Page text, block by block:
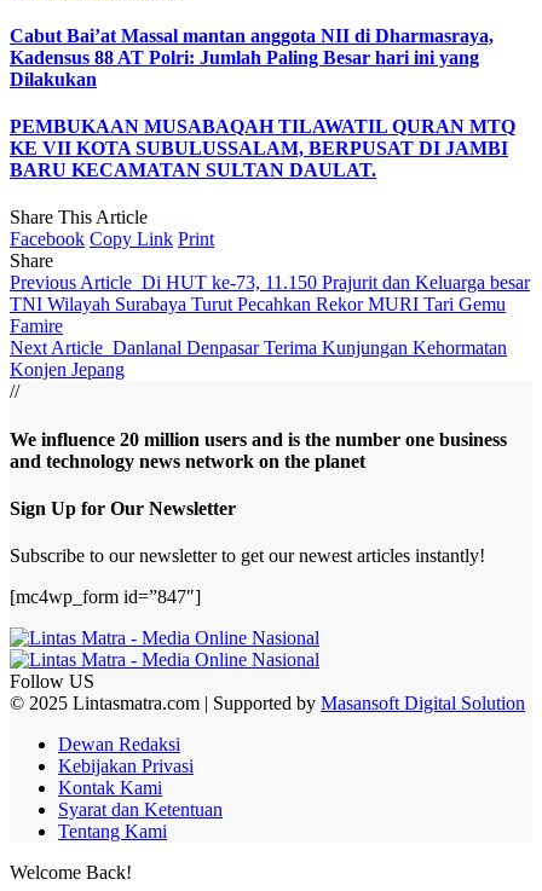
Cabut Bai’at Massal mantan anggota NII di Dharmasraya,
Kadensus 88 AT Polri: Jumlah Paling Besar hari ini yang
Dilakukan
PEMBUKAAN MUSABAQAH TILAWATIL QURAN MTQ
KE VII KOTA SUBULUSSALAM, BERPUSAT DI JAMBI
BARU KECAMATAN SULTAN DAULAT.
Share This Article
Facebook Copy Link Print
Share
Previous Article Di HUT ke-73, 11.150 Prajurit dan Keluarga besar
TNI Wilayah Surabaya Turut Pecahkan Rekor MURI Tari Gemu
Famire
Next Article Danlanal Denpasar Terima Kunjungan Kehormatan
Konjen Jepang
//
We influence 20 million users and is the number one business
and technology news network on the planet
Sign Up for Our Newsletter
Subscribe to our newsletter to get our newest articles instantly!
[mc4wp_form id=”847″]
Follow US
© 2025 Lintasmatra.com | Supported by Masansoft Digital Solution
Dewan Redaksi
Kebijakan Privasi
Kontak Kami
Syarat dan Ketentuan
Tentang Kami
Welcome Back!